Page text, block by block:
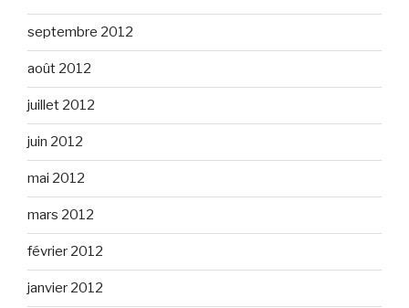
septembre 2012
août 2012
juillet 2012
juin 2012
mai 2012
mars 2012
février 2012
janvier 2012